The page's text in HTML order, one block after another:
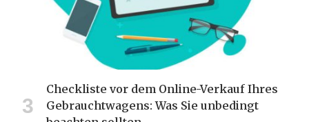
Checkliste vor dem Online-Verkauf Ihres
Gebrauchtwagens: Was Sie unbedingt